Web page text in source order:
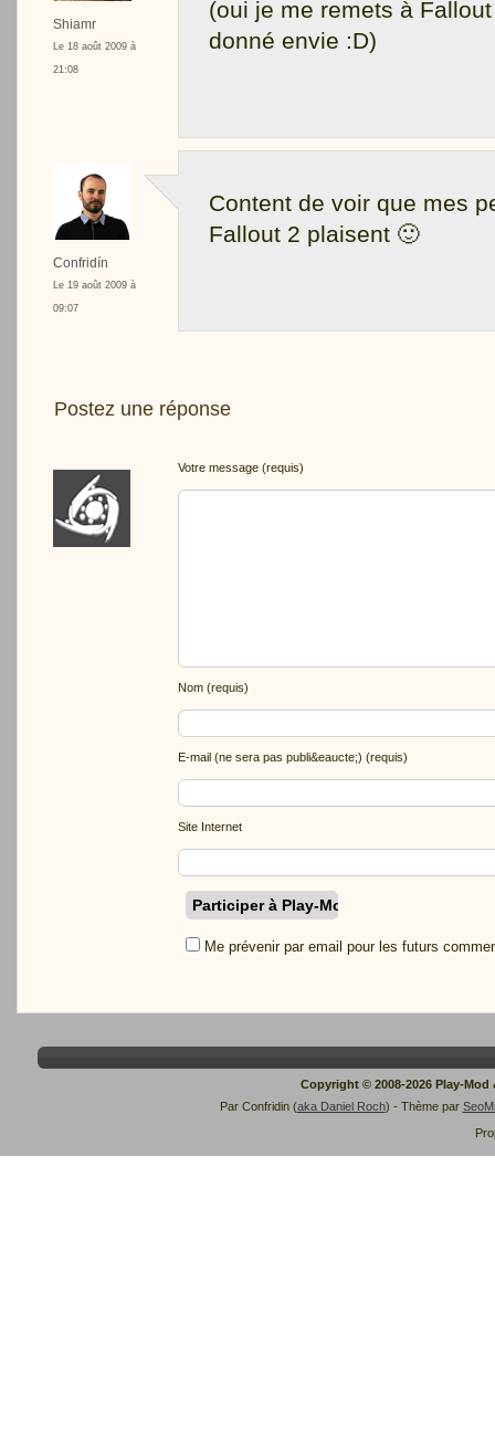
Shiamr
Le 18 août 2009 à
21:08
(oui je me remets à Fallout
donné envie :D)
Confridín
Le 19 août 2009 à
09:07
Content de voir que mes
Fallout 2 plaisent 🙂
Postez une réponse
Votre message (requis)
Nom (requis)
E-mail (ne sera pas publi&eaucte;) (requis)
Site Internet
Me prévenir par email pour les futurs
Copyright © 2008-2026 Play-
Par Confridin (aka Daniel Roch) - Thème par